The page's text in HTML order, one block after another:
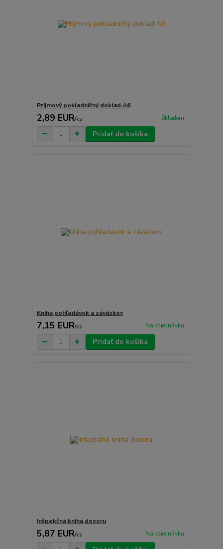
Príjmový pokladničný doklad A6
2,89 EUR/ks Skladom
Pridať do košíka
Kniha pohľadávok a záväzkov
7,15 EUR/ks Na objednávku
Pridať do košíka
Inšpekčná kniha dozoru
5,87 EUR/ks Na objednávku